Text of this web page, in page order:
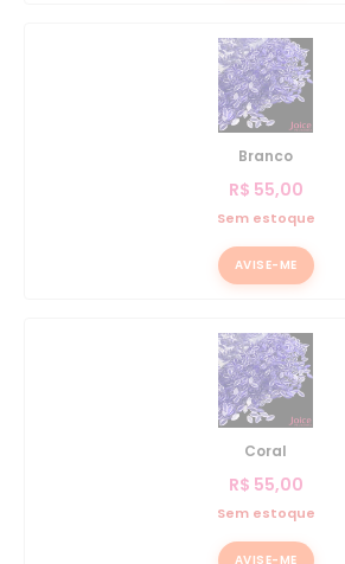
Branco
R$ 55,00
Sem estoque
AVISE-ME
Coral
R$ 55,00
Sem estoque
AVISE-ME